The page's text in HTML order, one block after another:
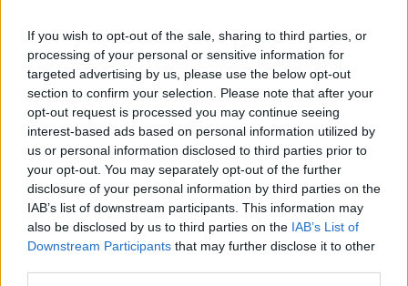
If you wish to opt-out of the sale, sharing to third parties, or
processing of your personal or sensitive information for
targeted advertising by us, please use the below opt-out
section to confirm your selection. Please note that after your
opt-out request is processed you may continue seeing
interest-based ads based on personal information utilized by
us or personal information disclosed to third parties prior to
your opt-out. You may separately opt-out of the further
disclosure of your personal information by third parties on the
IAB’s list of downstream participants. This information may
also be disclosed by us to third parties on the IAB’s List of
Downstream Participants that may further disclose it to other
Zum Tod von Disney Legend Carl Bongirno
08.03.24 | torsten